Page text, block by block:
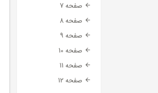
صفحه 7
صفحه 8
صفحه 9
صفحه 10
صفحه 11
صفحه 12